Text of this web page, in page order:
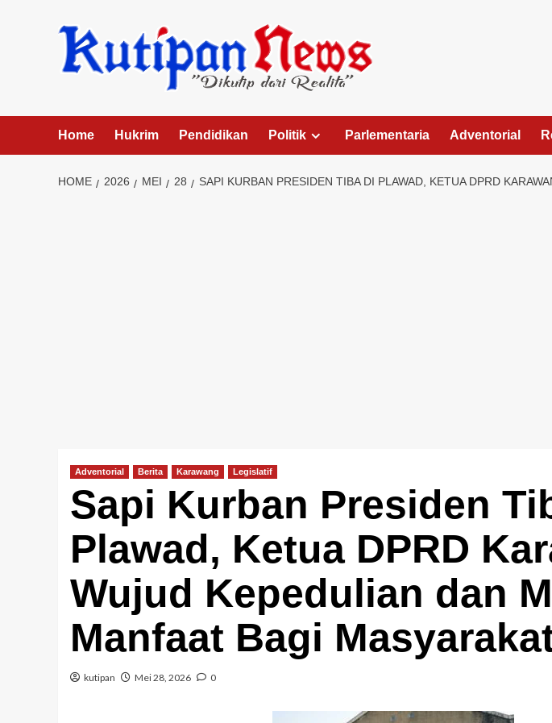
Home Hukrim Pendidikan Politik Parlementaria Adventorial
HOME 2026 MEI 28 SAPI KURBAN PRESIDEN TIBA DI PLAWAD, KETUA DPRD
Adventorial Berita Karawang Legislatif
Sapi Kurban Presiden
Plawad, Ketua DPRD
Wujud Kepedulian dan
Manfaat Bagi
kutipan Mei 28, 2026 0